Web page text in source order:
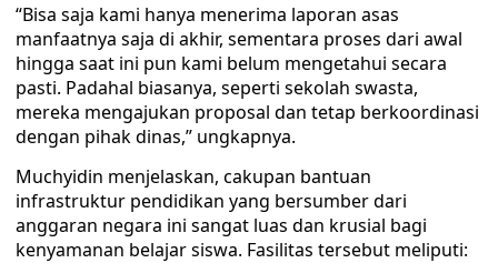
“Bisa saja kami hanya menerima laporan asas
manfaatnya saja di akhir, sementara proses dari awal
hingga saat ini pun kami belum mengetahui secara
pasti. Padahal biasanya, seperti sekolah swasta,
mereka mengajukan proposal dan tetap berkoordinasi
dengan pihak dinas,” ungkapnya.
Muchyidin menjelaskan, cakupan bantuan
infrastruktur pendidikan yang bersumber dari
anggaran negara ini sangat luas dan krusial bagi
kenyamanan belajar siswa. Fasilitas tersebut meliputi: